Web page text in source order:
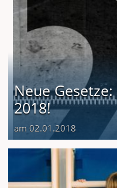
Neue
2018!
am 02.01.2018